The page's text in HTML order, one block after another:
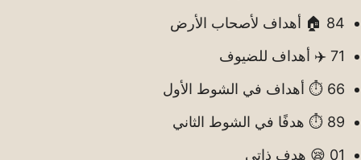
84 🏠 أهداف لأصحاب الأرض
71 ✈️ أهداف للضيوف
66 ⏱️ أهداف في الشوط الأول
89 ⏱️ هدفًا في الشوط الثاني
01 😪 هدف ذاتي